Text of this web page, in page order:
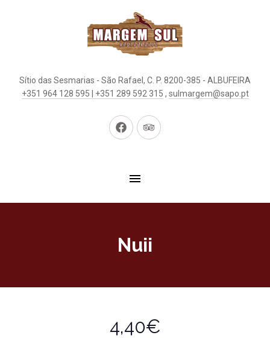
Sítio das Sesmarias - São Rafael, C. P. 8200-385 - ALBUFEIRA
+351 964 128 595 | +351 289 592 315 , sulmargem@sapo.pt
New
New
Nuii
4,40€